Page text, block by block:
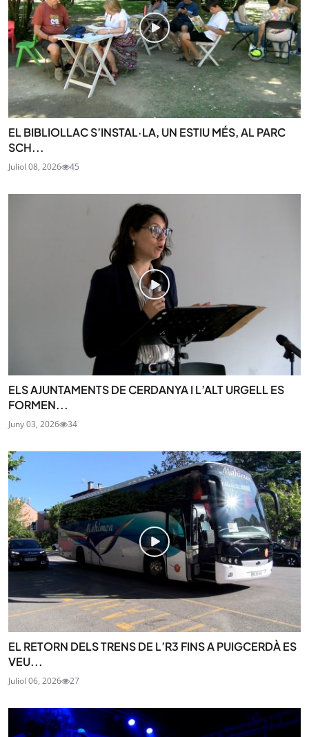
EL BIBLIOLLAC S’INSTAL·LA, UN ESTIU MÉS, AL PARC
SCH...
Juliol 08, 2026 45
ELS AJUNTAMENTS DE CERDANYA I L’ALT URGELL ES
FORMEN...
Juny 03, 2026 34
EL RETORN DELS TRENS DE L’R3 FINS A PUIGCERDÀ ES
VEU...
Juliol 06, 2026 27